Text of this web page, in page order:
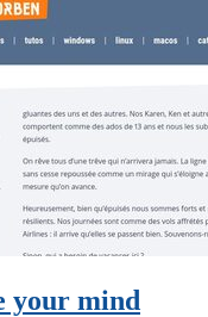
your mind